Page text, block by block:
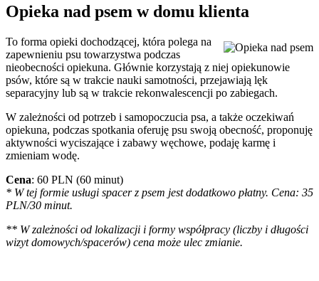
Opieka nad psem w domu klienta
To forma opieki dochodzącej, która polega na
zapewnieniu psu towarzystwa podczas
nieobecności opiekuna. Głównie korzystają z niej opiekunowie
psów, które są w trakcie nauki samotności, przejawiają lęk
separacyjny lub są w trakcie rekonwalescencji po zabiegach.
W zależności od potrzeb i samopoczucia psa, a także oczekiwań
opiekuna, podczas spotkania oferuję psu swoją obecność, proponuję
aktywności wyciszające i zabawy węchowe, podaję karmę i
zmieniam wodę.
Cena: 60 PLN (60 minut)
* W tej formie usługi spacer z psem jest dodatkowo płatny. Cena: 35
PLN/30 minut.
** W zależności od lokalizacji i formy współpracy (liczby i długości
wizyt domowych/spacerów) cena może ulec zmianie.